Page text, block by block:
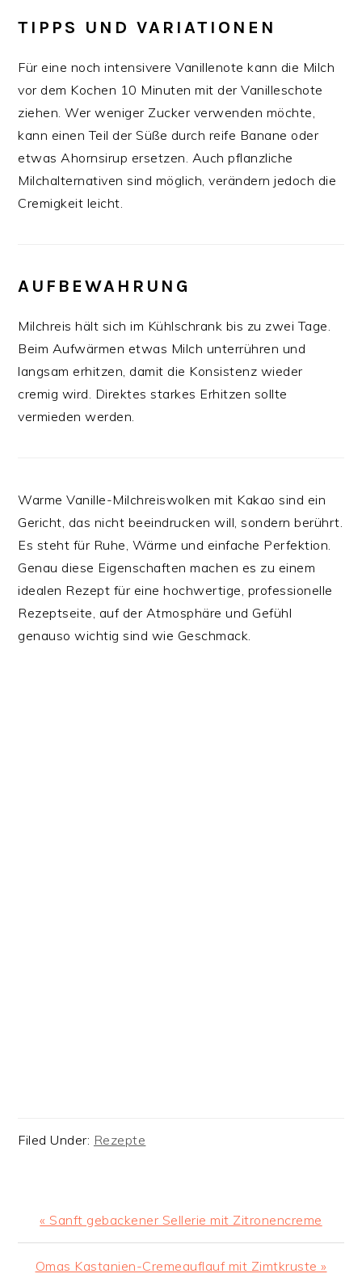
TIPPS UND VARIATIONEN
Für eine noch intensivere Vanillenote kann die Milch
vor dem Kochen 10 Minuten mit der Vanilleschote
ziehen. Wer weniger Zucker verwenden möchte,
kann einen Teil der Süße durch reife Banane oder
etwas Ahornsirup ersetzen. Auch pflanzliche
Milchalternativen sind möglich, verändern jedoch die
Cremigkeit leicht.
AUFBEWAHRUNG
Milchreis hält sich im Kühlschrank bis zu zwei Tage.
Beim Aufwärmen etwas Milch unterrühren und
langsam erhitzen, damit die Konsistenz wieder
cremig wird. Direktes starkes Erhitzen sollte
vermieden werden.
Warme Vanille-Milchreiswolken mit Kakao sind ein
Gericht, das nicht beeindrucken will, sondern berührt.
Es steht für Ruhe, Wärme und einfache Perfektion.
Genau diese Eigenschaften machen es zu einem
idealen Rezept für eine hochwertige, professionelle
Rezeptseite, auf der Atmosphäre und Gefühl
genauso wichtig sind wie Geschmack.
Filed Under: Rezepte
Previous
Post:
« Sanft gebackener Sellerie mit Zitronencreme
Next
Omas Kastanien-Cremeauflauf mit Zimtkruste »